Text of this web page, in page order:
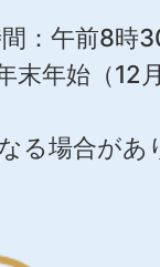
：午前8時
末年始（12
る場合が